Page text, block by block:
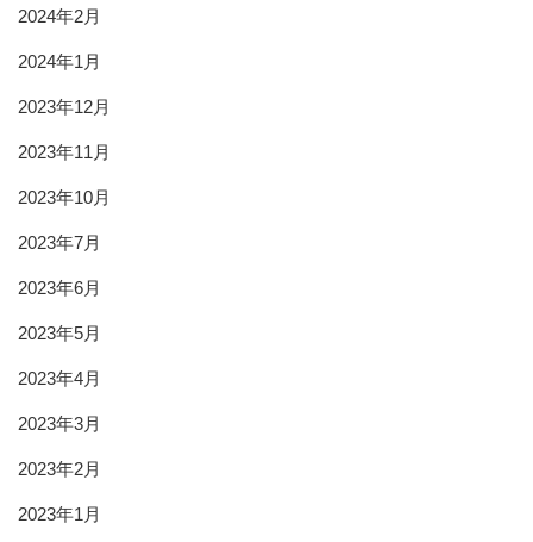
2024年2月
2024年1月
2023年12月
2023年11月
2023年10月
2023年7月
2023年6月
2023年5月
2023年4月
2023年3月
2023年2月
2023年1月